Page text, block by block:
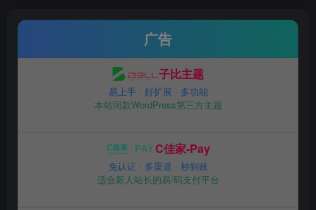
广告
子比主题
易上手 · 好扩展 · 多功能
本站同款WordPress第三方主题
C佳家-Pay
免认证 · 多渠道 · 秒到账
适合新人站长的易/码支付平台